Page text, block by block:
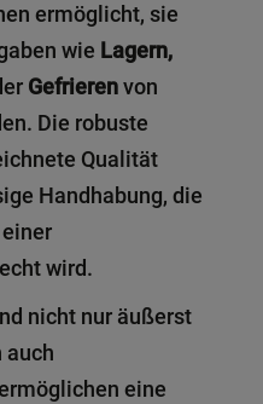
ermöglicht, sie
wie Lagern,
Gefrierenvon
Die robuste
Qualität
Handhabung, die
wird.
nicht nur äußerst
auch
eine